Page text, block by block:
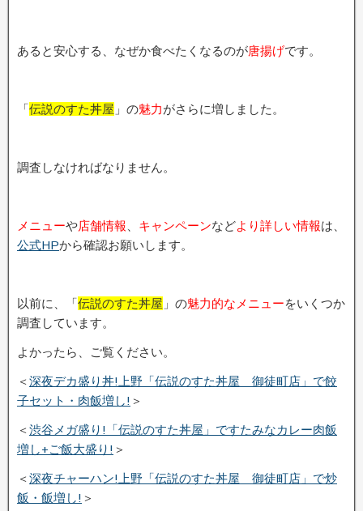
あると安心する、なぜか食べたくなるのが唐揚げです。
「伝説のすた丼屋 」の魅力がさらに増しました。
調査しなければなりません。
メニューや店舗情報 キャンペーンなどより詳しい情報は、
公式HPから確認お願いします。
以前に、「伝説のすた丼屋 」の魅力的なメニューをいくつか
調査しています。
よかったら、ご覧ください。
＜深夜デカ盛り丼!上野「伝説のすた丼屋 御徒町店」で餃
子セット・肉飯増し! ＞
＜渋谷メガ盛り!「伝説のすた丼屋」ですたみなカレー肉飯
増し+ご飯大盛り! ＞
＜深夜チャーハン!上野「伝説のすた丼屋 御徒町店」で炒
飯・飯増し! ＞